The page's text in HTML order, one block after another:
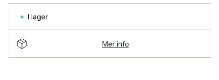
I lager
Mer info